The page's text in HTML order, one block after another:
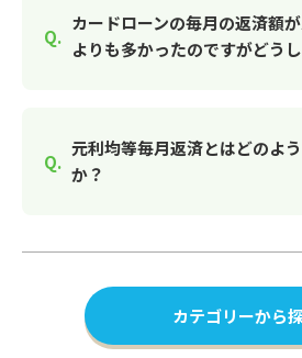
カードローンの毎月の返済額
よりも多かったのですがどう
元利均等毎月返済とはどのよ
か？
カテゴリーから